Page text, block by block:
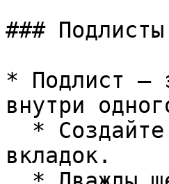
###
* Подлист —
внутри
вкладок.